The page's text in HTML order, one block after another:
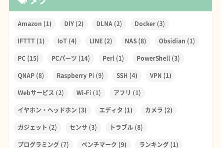
Amazon (1) DIY(2) DLNA (2) Docker(3)
IFTTT (1) IoT (4) LINE(2) NAS(8) Obsidian (1)
PC (15) PCパーツ (14) Perl (1) PowerShell (3)
QNAP(8) Raspberry Pi (9) SSH (4) VPN (1)
Webサービス (2) Wi-Fi (1) アプリ (1)
イヤホン・ヘッドホン (3) エディタ (1) カメラ (2)
ガジェット (2) センサ (3) トラブル(8)
プログラミング(7) ベンチマーク (9) ランキング(1)